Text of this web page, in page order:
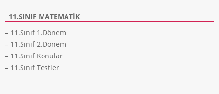
11.SINIF MATEMATIK
– 11.Sınıf 1.Dönem
– 11.Sınıf 2.Dönem
– 11.Sınıf Konular
– 11.Sınıf Testler